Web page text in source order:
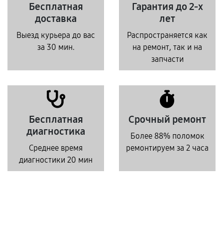
Бесплатная
доставка
Выезд курьера до вас
за 30 мин.
Гарантия до 2-х
лет
Распространяется как
на ремонт, так и на
запчасти
Бесплатная
диагностика
Среднее время
диагностики 20 мин
Срочный ремонт
Более 88% поломок
ремонтируем за 2 часа